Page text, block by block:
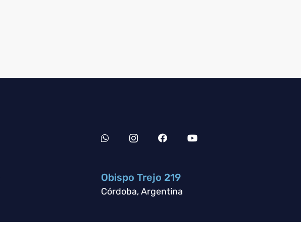
Obispo Trejo 219
Córdoba, Argentina